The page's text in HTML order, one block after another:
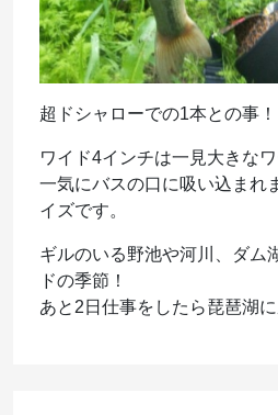
超ドシャローでの1本との事！
ワイド4インチは一見大きな
一気にバスの口に吸い込まれ
イズです。
ギルのいる野池や河川、ダム
ドの季節！
あと2日仕事をしたら琵琶湖